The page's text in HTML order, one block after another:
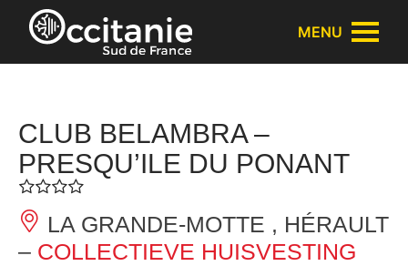
Cookies beheer paneel
MENU
CLUB BELAMBRA –
PRESQU’ILE DU PONANT
LA GRANDE-MOTTE , HÉRAULT
– COLLECTIEVE HUISVESTING